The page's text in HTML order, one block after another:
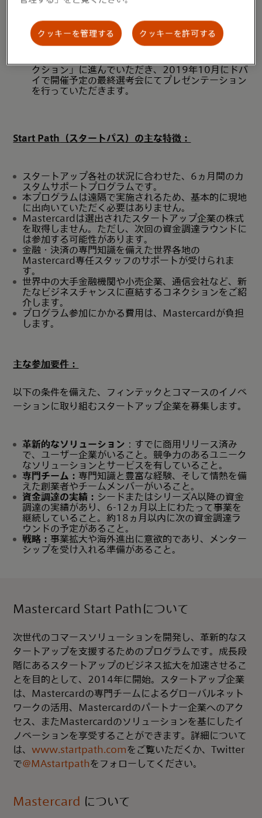
言語: 日本語、英語(通訳あり)
最終選考会（グローバル）：「Mastercardアワー
クション」に進んでいただき、2019年10月にドバ
イで開催予定の最終選考会にてプレゼンテーション
を行っていただきます。
Start Path （スタートパス）の主な特徴：
スタートアップ各社の状況に合わせた、6ヵ月間のカ
スタムサポートプログラムです。
本プログラムは遠隔で実施されるため、基本的に現地
に出向いていただく必要はありません。
Mastercardは選出されたスタートアップ企業の株式
を取得しません。ただし、次回の資金調達ラウンドに
は参加する可能性があります。
金融・決済の専門知識を備えた世界各地の
Mastercard専任スタッフのサポートが受けられま
す。
世界中の大手金融機関や小売企業、通信会社など、新
たなビジネスチャンスに直結するコネクションをご紹
介します。
プログラム参加にかかる費用は、Mastercardが負担
します。
主な参加要件：
以下の条件を備えた、フィンテックとコマースのイノベ
ーションに取り組むスタートアップ企業を募集します。
革新的なソリューション ：すでに商用リリース済み
で、ユーザー企業がいること。競争力のあるユニーク
なソリューションとサービスを有していること。
専門チーム：専門知識と豊富な経験、そして情熱を備
えた創業者やチームメンバーがいること。
資金調達の実績： シードまたはシリーズA以降の資金
調達の実績があり、6-12ヵ月以上にわたって事業を
継続していること。約18ヵ月以内に次の資金調達ラ
ウンドの予定があること。
戦略：事業拡大や海外進出に意欲的であり、メンター
シップを受け入れる準備があること。
Mastercard Start Pathについて
次世代のコマースソリューションを開発し、革新的なス
タートアップを支援するためのプログラムです。成長段
階にあるスタートアップのビジネス拡大を加速させるこ
とを目的として、2014年に開始。スタートアップ企業
は、Mastercardの専門チームによるグローバルネット
ワークの活用、Mastercardのパートナー企業へのアク
セス、またMastercardのソリューションを基にしたイ
ノベーションを享受することができます。詳細について
は、www.startpath.comをご覧いただくか、Twitter
で@MAstartpathをフォローしてください。
Mastercard について
クッキーを許可する
クッキーを管理する